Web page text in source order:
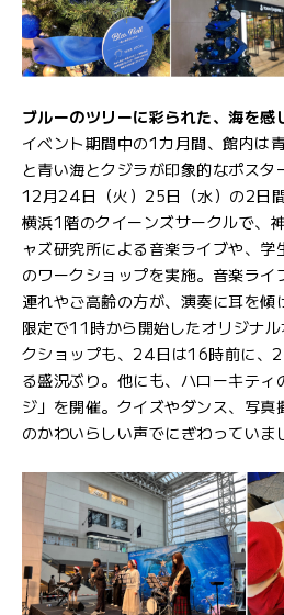
ブルーのツリーに彩られた、海を感
イベント期間中の1カ月間、館内は
と青い海とクジラが印象的なポスタ
12月24日（火）25日（水）の2日
横浜1階のクイーンズサークルで、
ャズ研究所による音楽ライブや、学
のワークショップを実施。音楽ラ
連れやご高齢の方が、演奏に耳を
限定で11時から開始したオリジナ
クショップも、24日は16時前に、
る盛況ぶり。他にも、ハローキティ
ジ」を開催。クイズやダンス、写
のかわいらしい声でにぎわっていま